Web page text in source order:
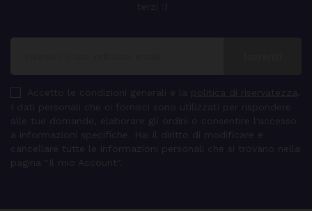
terzi :)
Accetto le condizioni generali e la politica di riservatezza
I dati personali che ci fornisci sono utilizzati per rispondere
alle tue domande, elaborare gli ordini o consentire l'accesso
a informazioni specifiche. Hai il diritto di modificare e
cancellare tutte le informazioni personali che si trovano nella
pagina "Il mio Account".